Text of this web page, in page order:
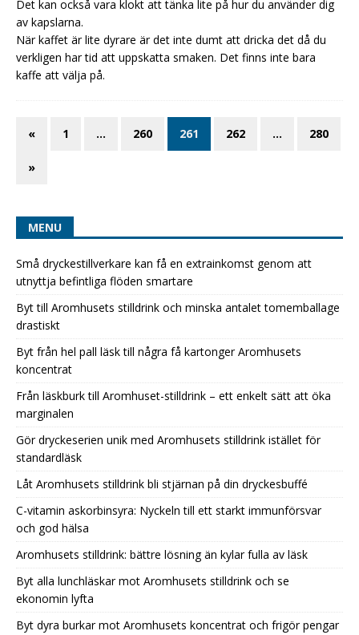
Det kan också vara klokt att tänka lite på hur du använder dig
av kapslarna.
När kaffet är lite dyrare är det inte dumt att dricka det då du
verkligen har tid att uppskatta smaken. Det finns inte bara
kaffe att välja på.
« 1 … 260 261 262 … 280
»
MENU
Små dryckestillverkare kan få en extrainkomst genom att
utnyttja befintliga flöden smartare
Byt till Aromhusets stilldrink och minska antalet tomemballage
drastiskt
Byt från hel pall läsk till några få kartonger Aromhusets
koncentrat
Från läskburk till Aromhuset-stilldrink – ett enkelt sätt att öka
marginalen
Gör dryckeserien unik med Aromhusets stilldrink istället för
standardläsk
Låt Aromhusets stilldrink bli stjärnan på din dryckesbuffé
C-vitamin askorbinsyra: Nyckeln till ett starkt immunförsvar
och god hälsa
Aromhusets stilldrink: bättre lösning än kylar fulla av läsk
Byt alla lunchläskar mot Aromhusets stilldrink och se
ekonomin lyfta
Byt dyra burkar mot Aromhusets koncentrat och frigör pengar